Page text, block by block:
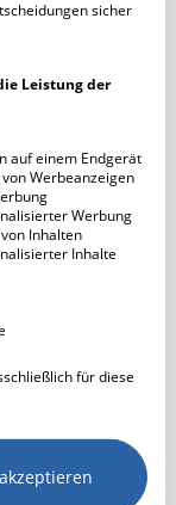
sicher
Leistung der
auf einem Endgerät
Werbeanzeigen
Werbung
Inhalten
Inhalte
für diese
oder
be­ant­